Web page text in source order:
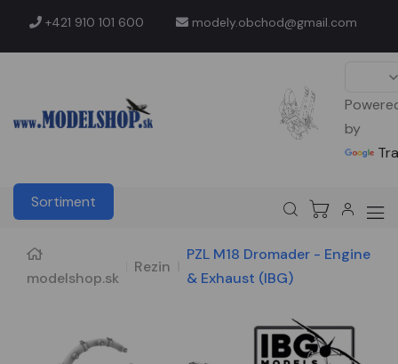
+421 910 101 600 modely.obchod@gmail.com
by
Sortiment
modelshop.sk
Rezin
PZL M18 Dromader - Engine
& Exhaust (IBG)